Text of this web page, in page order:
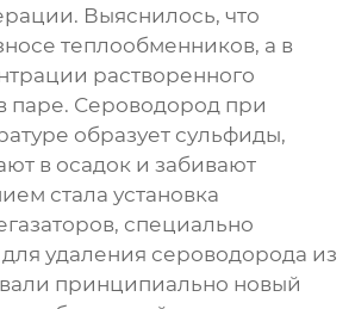
Выяснилось, что
теплообменников, а в
растворенного
паре. Сероводород при
образует сульфиды,
в осадок и забивают
стала установка
специально
удаления сероводорода из
принципиально новый